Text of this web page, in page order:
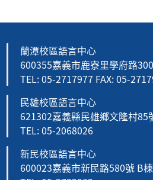
蘭潭校區語言中心
600355嘉義市鹿寮里學府路
TEL: 05-2717977 FAX: 05-
民雄校區語言中心
621302嘉義縣民雄鄉文隆村85
TEL: 05-2068026
新民校區語言中心
600023嘉義市新民路580號 B